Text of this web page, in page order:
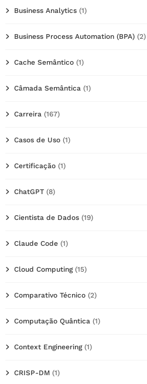
Business Analytics (1)
Business Process Automation (BPA) (2)
Cache Semântico (1)
Câmada Semântica (1)
Carreira (167)
Casos de Uso (1)
Certificação (1)
ChatGPT (8)
Cientista de Dados (19)
Claude Code (1)
Cloud Computing(15)
Comparativo Técnico (2)
Computação Quântica (1)
Context Engineering(1)
CRISP-DM (1)